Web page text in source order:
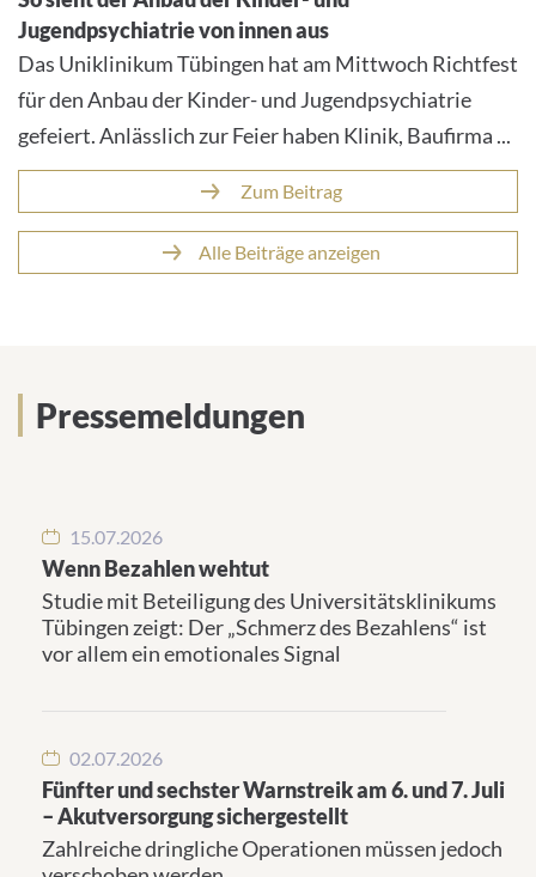
Jugendpsychiatrie von innen aus
Das Uniklinikum Tübingen hat am Mittwoch Richtfest
für den Anbau der Kinder- und Jugendpsychiatrie
gefeiert. Anlässlich zur Feier haben Klinik, Baufirma ...
Zum Beitrag
Alle Beiträge anzeigen
Pressemeldungen
15.07.2026
Wenn Bezahlen wehtut
Studie mit Beteiligung des Universitätsklinikums
Tübingen zeigt: Der „Schmerz des Bezahlens“ ist
vor allem ein emotionales Signal
02.07.2026
Fünfter und sechster Warnstreik am 6. und 7. Juli
– Akutversorgung sichergestellt
Zahlreiche dringliche Operationen müssen jedoch